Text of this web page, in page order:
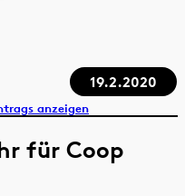
19.2.2020
anzeigen
für Coop